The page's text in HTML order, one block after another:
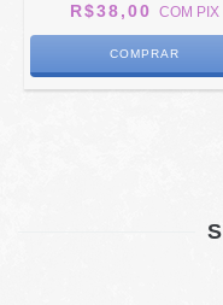
R$38,00 COM PIX